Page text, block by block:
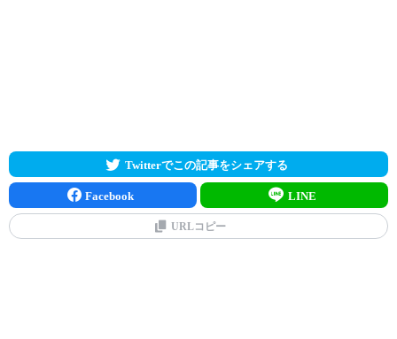
Twitterでこの記事をシェアする
Facebook LINE
URLコピー